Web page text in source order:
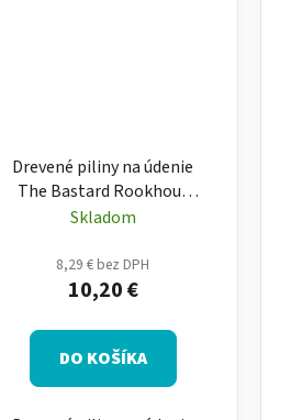
Drevené piliny na údenie
The Bastard Rookhout
Hickory 500 g – štiepka do
Skladom
8,29 € bez DPH
10,20 €
DO KOŠÍKA